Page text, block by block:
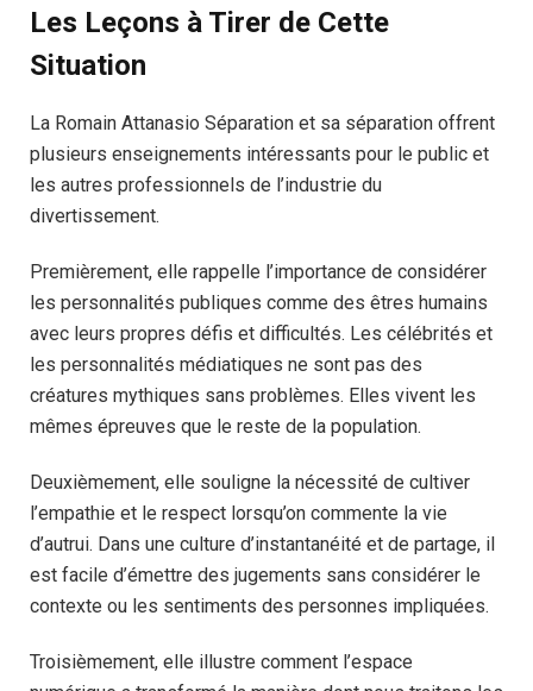
Les Leçons à Tirer de Cette
Situation
La Romain Attanasio Séparation et sa séparation offrent
plusieurs enseignements intéressants pour le public et
les autres professionnels de l’industrie du
divertissement.
Premièrement, elle rappelle l’importance de considérer
les personnalités publiques comme des êtres humains
avec leurs propres défis et difficultés. Les célébrités et
les personnalités médiatiques ne sont pas des
créatures mythiques sans problèmes. Elles vivent les
mêmes épreuves que le reste de la population.
Deuxièmement, elle souligne la nécessité de cultiver
l’empathie et le respect lorsqu’on commente la vie
d’autrui. Dans une culture d’instantanéité et de partage, il
est facile d’émettre des jugements sans considérer le
contexte ou les sentiments des personnes impliquées.
Troisièmement, elle illustre comment l’espace